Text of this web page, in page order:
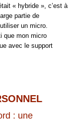
« hybride », c’est à
partie de
un micro.
que mon micro
avec le support
: une